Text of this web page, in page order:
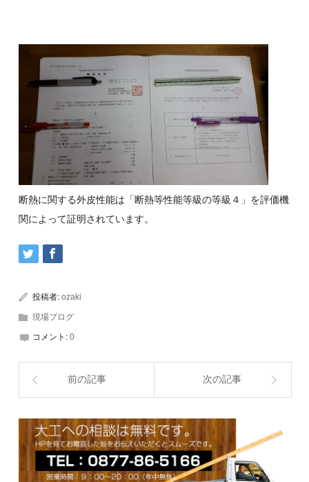
断熱に関する外皮性能は「断熱等性能等級の等級４」を評価機
関によって証明されています。
投稿者:ozaki
現場ブログ
コメント:0
前の記事 次の記事